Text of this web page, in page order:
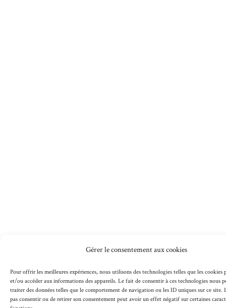
Gérer le consentement aux cookies
Pour offrir les meilleures expériences, nous utilisons des technologies telles que les cookies
et/ou accéder aux informations des appareils. Le fait de consentir à ces technologies nous
traiter des données telles que le comportement de navigation ou les ID uniques sur ce site.
pas consentir ou de retirer son consentement peut avoir un effet négatif sur certaines